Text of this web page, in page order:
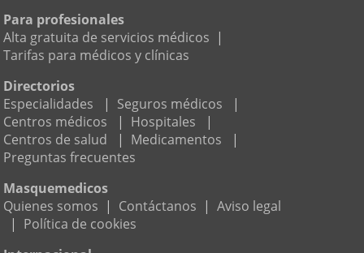
Para profesionales
Alta gratuita de servicios médicos |
Tarifas para médicos y clínicas
Directorios
Especialidades
| Seguros médicos
|
Centros médicos
| Hospitales
|
Centros de salud
| Medicamentos
|
Preguntas frecuentes
Masquemedicos
Quienes somos | Contáctanos | Aviso legal
| Política de cookies